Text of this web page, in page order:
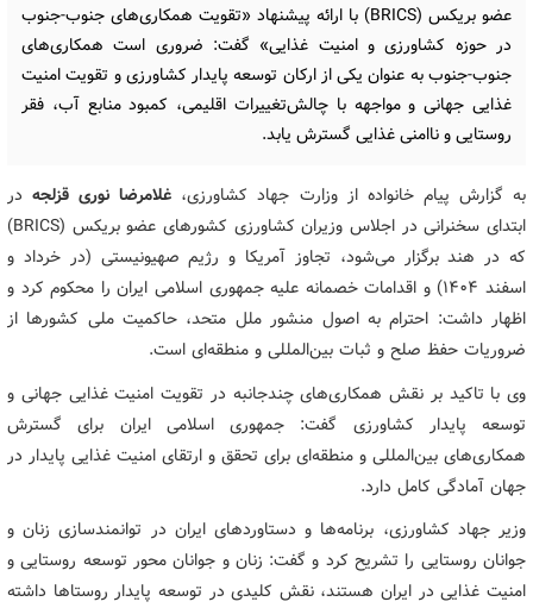
عضو بریکس (BRICS) با ارائه پیشنهاد «تقویت همکاری‌های جنوب-جنوب
در حوزه کشاورزی و امنیت غذایی» گفت: ضروری است همکاری‌های
جنوب-جنوب به عنوان یکی از ارکان توسعه پایدار کشاورزی و تقویت امنیت
غذایی جهانی و مواجهه با چالش‌تغییرات اقلیمی، کمبود منابع آب، فقر
روستایی و ناامنی غذایی گسترش یابد.
به گزارش پیام خانواده از وزارت جهاد کشاورزی، غلامرضا نوری قزلجهدر
ابتدای سخنرانی در اجلاس وزیران کشاورزی کشورهای عضو بریکس (BRICS)
که در هند برگزار می‌شود، تجاوز آمریکا و رژیم صهیونیستی (در خرداد و
اسفند ۱۴۰۴) و اقدامات خصمانه علیه جمهوری اسلامی ایران را محکوم کرد و
اظهار داشت: احترام به اصول منشور ملل متحد، حاکمیت ملی کشورها از
ضروریات حفظ صلح و ثبات بین‌المللی و منطقه‌ای است.
وی با تاکید بر نقش همکاری‌های چندجانبه در تقویت امنیت غذایی جهانی و
توسعه پایدار کشاورزی گفت: جمهوری اسلامی ایران برای گسترش
همکاری‌های بین‌المللی و منطقه‌ای برای تحقق و ارتقای امنیت غذایی پایدار در
جهان آمادگی کامل دارد.
وزیر جهاد کشاورزی، برنامه‌ها و دستاوردهای ایران در توانمندسازی زنان و
جوانان روستایی را تشریح کرد و گفت: زنان و جوانان محور توسعه روستایی و
امنیت غذایی در ایران هستند، نقش کلیدی در توسعه پایدار روستاها داشته